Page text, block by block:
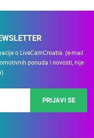
o LiveCamCroatia. (e-mail
ponuda i novosti, nije
PRIJAVI SE